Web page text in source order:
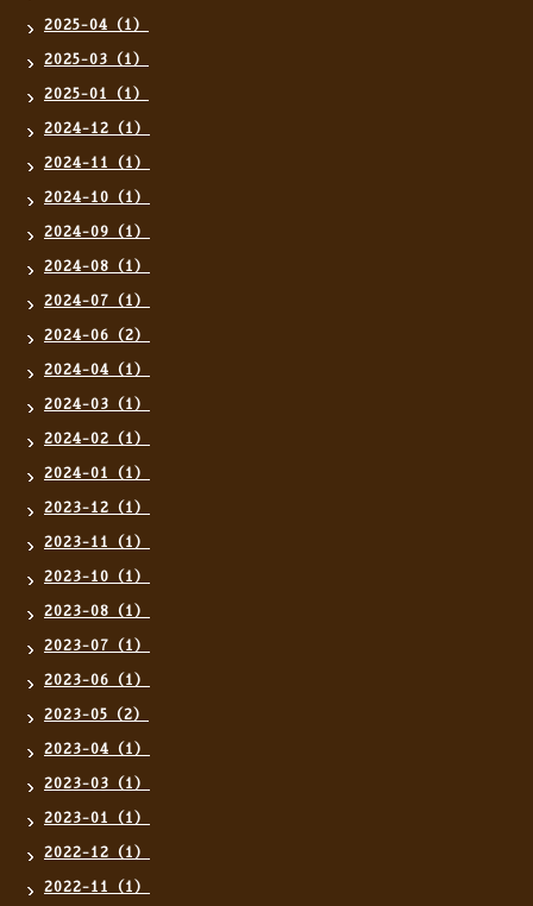
2025-04（1）
2025-03（1）
2025-01（1）
2024-12（1）
2024-11（1）
2024-10（1）
2024-09（1）
2024-08（1）
2024-07（1）
2024-06（2）
2024-04（1）
2024-03（1）
2024-02（1）
2024-01（1）
2023-12（1）
2023-11（1）
2023-10（1）
2023-08（1）
2023-07（1）
2023-06（1）
2023-05（2）
2023-04（1）
2023-03（1）
2023-01（1）
2022-12（1）
2022-11（1）